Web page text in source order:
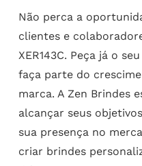
Não perca a
clientes e
XER143C. Peça já o
faça parte do
marca. A Zen Brindes
alcançar seus
sua presença no
criar brindes